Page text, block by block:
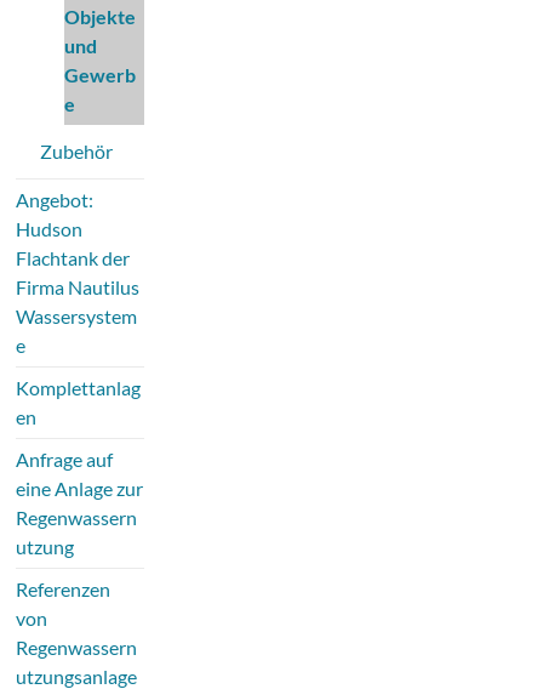
Objekte
und
Gewerb
e
Zubehör
Angebot:
Hudson
Flachtank der
Firma Nautilus
Wassersystem
e
Komplettanlag
en
Anfrage auf
eine Anlage zur
Regenwassern
utzung
Referenzen
von
Regenwassern
utzungsanlage